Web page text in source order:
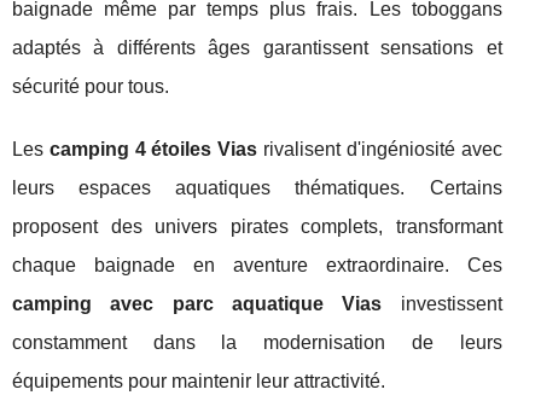
baignade même par temps plus frais. Les toboggans
adaptés à différents âges garantissent sensations et
sécurité pour tous.
Les camping 4 étoiles Vias rivalisent d'ingéniosité avec
leurs espaces aquatiques thématiques. Certains
proposent des univers pirates complets, transformant
chaque baignade en aventure extraordinaire. Ces
camping avec parc aquatique Vias investissent
constamment dans la modernisation de leurs
équipements pour maintenir leur attractivité.